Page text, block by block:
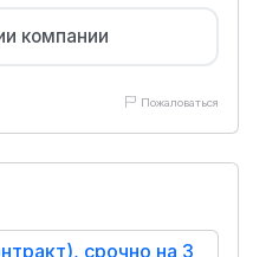
компании
Пожаловаться
срочно на 3